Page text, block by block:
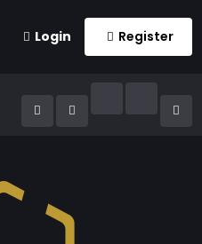
Login Register